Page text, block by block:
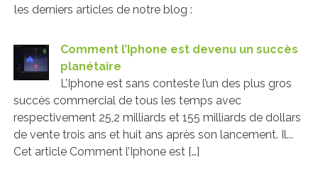
les derniers articles de notre blog :
Comment l’Iphone est devenu un succès
planétaire
L’Iphone est sans conteste l’un des plus gros
succès commercial de tous les temps avec
respectivement 25,2 milliards et 155 milliards de dollars
de vente trois ans et huit ans après son lancement. Il...
Cet article Comment l’Iphone est […]